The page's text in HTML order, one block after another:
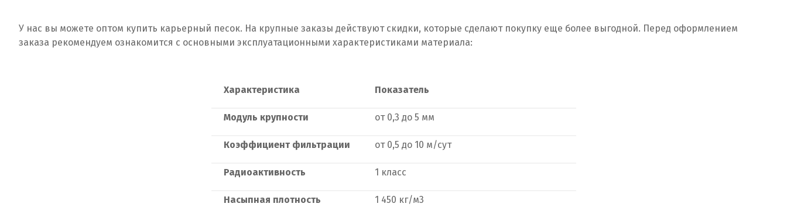
У нас вы можете оптом купить карьерный песок. На крупные заказы действуют скидки, которые сделают покупку еще более выгодной. Перед оформлением
заказа рекомендуем ознакомится с основными эксплуатационными характеристиками материала:
Характеристика Показатель
Модуль крупности от 0,3 до 5 мм
Коэффициент фильтрации от 0,5 до 10 м/сут
Радиоактивность 1 класс
Насыпная плотность 1 450 кг/м3